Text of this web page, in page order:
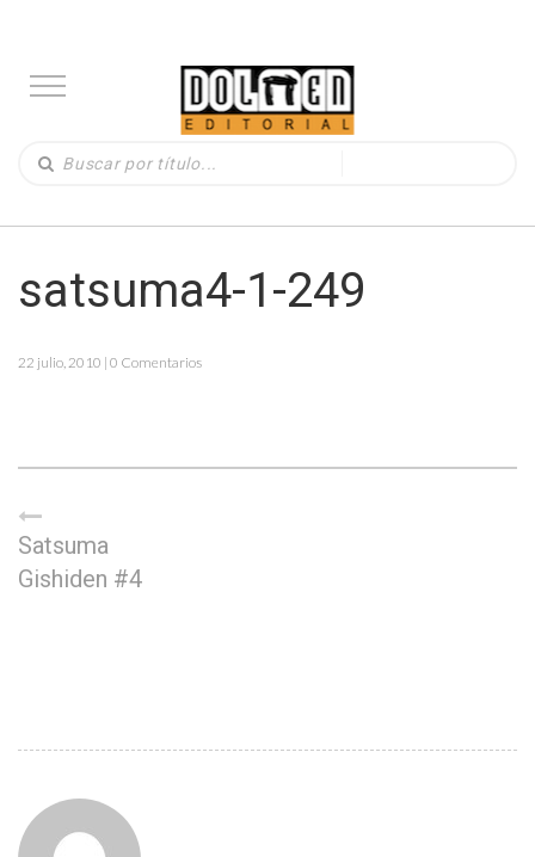
satsuma4-1-249
22 julio, 2010 | 0 Comentarios
Satsuma
Gishiden #4